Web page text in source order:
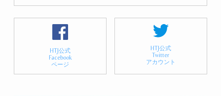
HTJ公式
Facebook
ページ
HTJ公式
Twitter
アカウント